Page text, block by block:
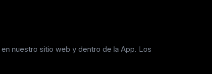
nuestro sitio web y dentro de la App. Los